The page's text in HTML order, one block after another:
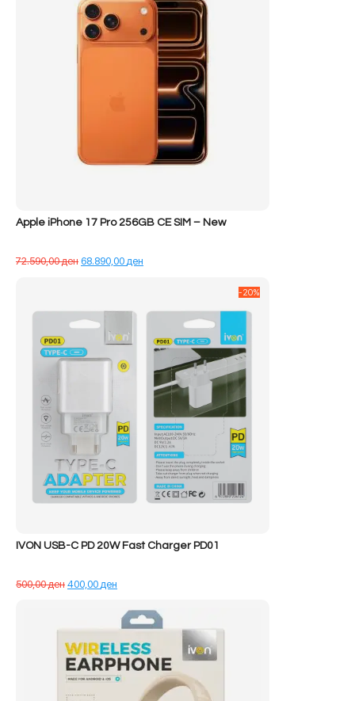
Apple iPhone 17 Pro 256GB CE SIM – New
72.590,00денÇmimi
68.890,00ден
68.890,00 ден.
IVON USB-C PD 20W Fast Charger PD01
500,00денÇmimi
400,00ден
tanishëm
është:
-20%